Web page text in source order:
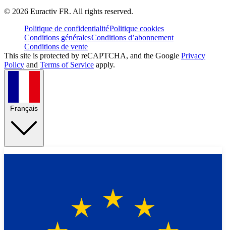
© 2026 Euractiv FR. All rights reserved.
Politique de confidentialitéPolitique cookies
Conditions généralesConditions d’abonnement
Conditions de vente
This site is protected by reCAPTCHA, and the Google Privacy
Policy and Terms of Service apply.
Français